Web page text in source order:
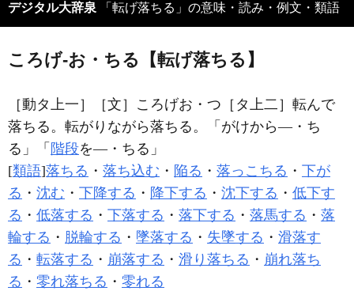
デジタル大辞泉 「転げ落ちる」の意味・読み・例文・類語
ころげ‐お・ちる【転げ落ちる】
［動タ上一］ ［文］ころげお・つ ［タ上二］ 転んで
落ちる。転がりながら落ちる。「がけから―・ち
る」「 階段を―・ちる」
[類語]落ちる ・ 落ち込む ・ 陥る ・ 落っこちる ・ 下が
る ・ 沈む ・ 下降する ・ 降下する ・ 沈下する ・ 低下す
る ・ 低落する ・ 下落する ・ 落下する ・ 落馬する ・ 落
輪する ・ 脱輪する ・ 墜落する ・ 失墜する ・ 滑落す
る ・ 転落する ・ 崩落する ・ 滑り落ちる ・ 崩れ落ち
る ・ 零れ落ちる ・ 零れる